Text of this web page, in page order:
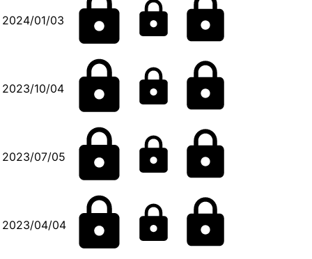
2024/01/03
2023/10/04
2023/07/05
2023/04/04